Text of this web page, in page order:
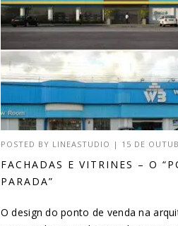
POSTED BY LINEASTUDIO | 15 DE
FACHADAS E VITRINES – O
PARADA”
O design do ponto de venda na